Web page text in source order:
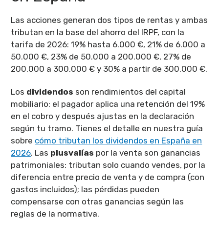
Las acciones generan dos tipos de rentas y ambas
tributan en la base del ahorro del IRPF, con la
tarifa de 2026: 19% hasta 6.000 €, 21% de 6.000 a
50.000 €, 23% de 50.000 a 200.000 €, 27% de
200.000 a 300.000 € y 30% a partir de 300.000 €.
Los dividendos son rendimientos del capital
mobiliario: el pagador aplica una retención del 19%
en el cobro y después ajustas en la declaración
según tu tramo. Tienes el detalle en nuestra guía
sobre cómo tributan los dividendos en España en
2026. Las plusvalías por la venta son ganancias
patrimoniales: tributan solo cuando vendes, por la
diferencia entre precio de venta y de compra (con
gastos incluidos); las pérdidas pueden
compensarse con otras ganancias según las
reglas de la normativa.